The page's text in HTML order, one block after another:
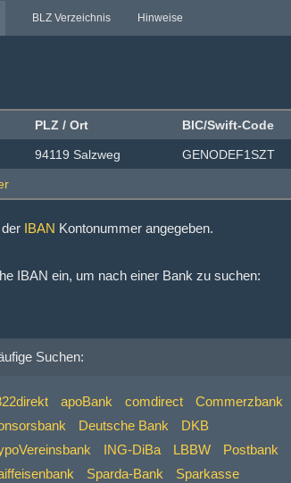
BLZ Verzeichnis Hinweise
PLZ / Ort BIC/Swift-Code
94119 Salzweg GENODEF1SZT
IBAN Kontonummer angegeben.
IBAN ein, um nach einer Bank zu suchen:
Suchen:
apoBank comdirect
Commerzbank
Deutsche Bank
DKB
ING-DiBa LBBW
Postbank
Sparda-Bank
Sparkasse